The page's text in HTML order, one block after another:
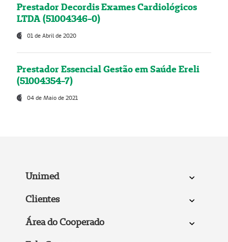
Prestador Decordis Exames Cardiológicos
LTDA (51004346-0)
01 de Abril de 2020
Prestador Essencial Gestão em Saúde Ereli
(51004354-7)
04 de Maio de 2021
Unimed
Clientes
Área do Cooperado